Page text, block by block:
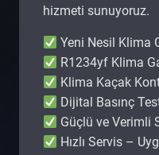
hizmeti sunuyoruz.
Yeni Nesil Klima
R1234yf Klima
Klima Kaçak
Dijital Basınç
Güçlü ve Verimli
Hızlı Servis –